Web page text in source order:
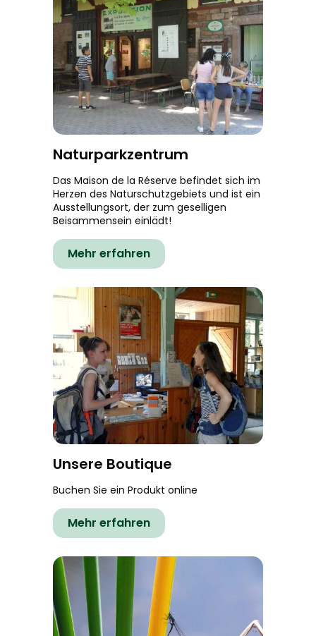
Naturparkzentrum
Das Maison de la Réserve befindet sich im
Herzen des Naturschutzgebiets und ist ein
Ausstellungsort, der zum geselligen
Beisammensein einlädt!
Mehr erfahren
Unsere Boutique
Buchen Sie ein Produkt online
Mehr erfahren